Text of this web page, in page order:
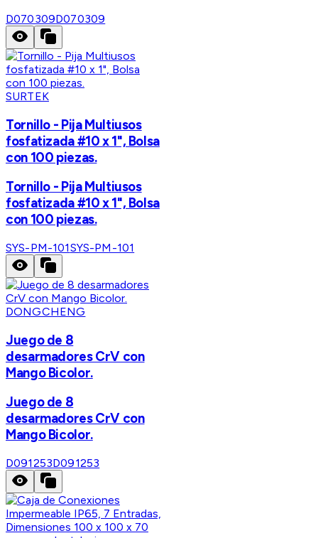
D070309D070309
SURTEK
Tornillo - Pija Multiusos
fosfatizada #10 x 1", Bolsa
con 100 piezas.
Tornillo - Pija Multiusos
fosfatizada #10 x 1", Bolsa
con 100 piezas.
SYS-PM-101SYS-PM-101
DONGCHENG
Juego de 8
desarmadores CrV con
Mango Bicolor.
Juego de 8
desarmadores CrV con
Mango Bicolor.
D091253D091253